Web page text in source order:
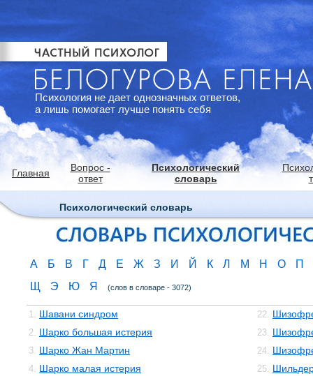
Психология не дает однозначных ответов,
а лишь помогает лучше понять себя
Главная
Вопрос -
ответ
Психологический
словарь
Психологический словарь
А Б В Г Д Е Ж З И Й К Л М Н О
П
Щ
Э Ю Я (слов в словаре - 3072)
1. Шавани синдром
2. Шарко большая истерия
3. Шарко Жан Мартин
4. Шарко малая истерия
22.
23.
24.
25.